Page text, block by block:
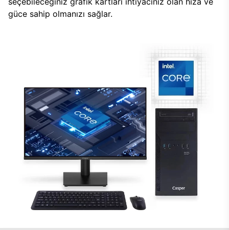
güce sahip olmanızı sağlar.